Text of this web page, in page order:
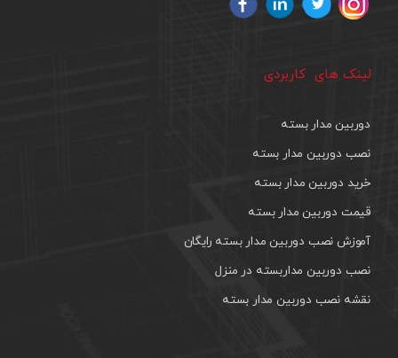
لینک های کاربردی
دوربین مدار بسته
نصب دوربین مدار بسته
خرید دوربین مدار بسته
قیمت دوربین مدار بسته
آموزش نصب دوربین مدار بسته رایگان
نصب دوربین مداربسته در منزل
نقشه نصب دوربین مدار بسته